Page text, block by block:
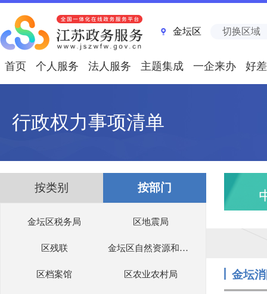
金坛区 切换区域
首页 个人服务 法人服务 主题集成 一企来办 好
行政权力事项清单
按类别 按部门
金坛区税务局 区地震局
区残联 金坛区自然资源和规划局
区档案馆 区农业农村局 金坛